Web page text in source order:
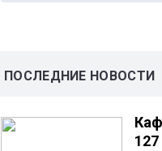
ПОСЛЕДНИЕ НОВОСТИ